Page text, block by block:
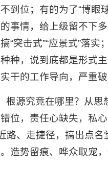
到位；有的为了“博
事情，给上级留不下
突击式”“应景式”落实
，说到底都是形式
干的工作导向，严重
根源究竟在哪里？从
位，责任心缺失，私
路、走捷径，搞出点
造势留痕、哗众取宠